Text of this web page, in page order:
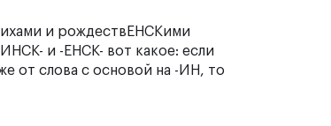
и рождествЕНСКими
и -ЕНСК- вот какое: если
от слова с основой на -ИН, то